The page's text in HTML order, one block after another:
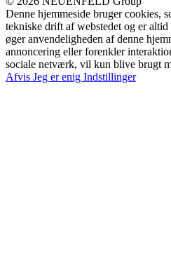
Denne hjemmeside bruger cookies,
tekniske drift af webstedet og er
øger anvendeligheden af denne
annoncering eller forenkler
sociale netværk, vil kun blive brugt
Afvis Jeg er enig Indstillinger